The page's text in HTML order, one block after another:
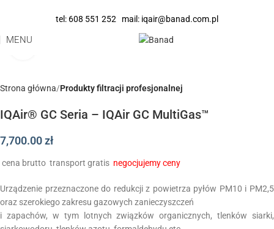
tel: 608 551 252 mail: iqair@banad.com.pl
MENU
Strona główna Produkty filtracji profesjonalnej
IQAir® GC Seria – IQAir GC MultiGas™
7,700.00zł
cena brutto transport gratis negocjujemy ceny
Urządzenie przeznaczone do redukcji z powietrza pyłów PM10 i PM2,5
oraz szerokiego zakresu gazowych zanieczyszczeń
i zapachów, w tym lotnych związków organicznych, tlenków siarki,